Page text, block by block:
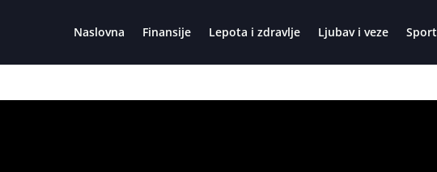
Naslovna Finansije Lepota i zdravlje Ljubav i veze Sport